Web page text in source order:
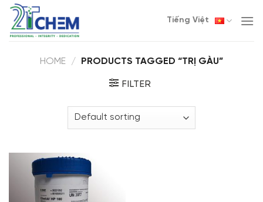
Skip
content
Tiếng Việt
HOME / PRODUCTS TAGGED “TRỊ GÀU”
FILTER